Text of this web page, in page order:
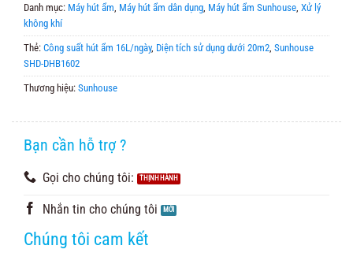
Danh mục: Máy hút ẩm Máy hút ẩm dân dụng Máy hút ẩm Sunhouse Xử lý
không khí
Thẻ: Công suất hút ẩm 16L/ngày, Diện tích sử dụng dưới 20m2 Sunhouse
SHD-DHB1602
Thương hiệu: Sunhouse
Bạn cần hỗ trợ ?
Gọi cho chúng tôi:
Nhắn tin cho chúng tôi
Chúng tôi cam kết